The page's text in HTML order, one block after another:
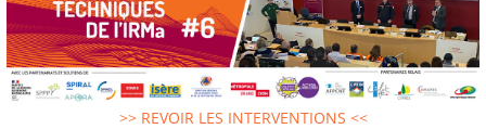
>> REVOIR LES INTERVENTIONS <<